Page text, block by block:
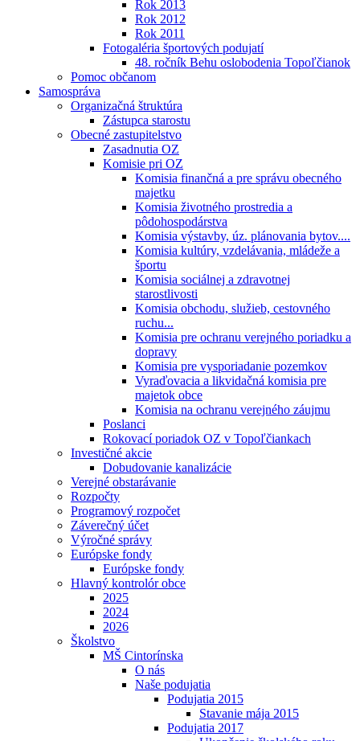
Rok 2013
Rok 2012
Rok 2011
Fotogaléria športových podujatí
48. ročník Behu oslobodenia Topoľčianok
Pomoc občanom
Samospráva
Organizačná štruktúra
Zástupca starostu
Obecné zastupitelstvo
Zasadnutia OZ
Komisie pri OZ
Komisia finančná a pre správu obecného
majetku
Komisia životného prostredia a
pôdohospodárstva
Komisia výstavby, úz. plánovania bytov....
Komisia kultúry, vzdelávania, mládeže a
športu
Komisia sociálnej a zdravotnej
starostlivosti
Komisia obchodu, služieb, cestovného
ruchu...
Komisia pre ochranu verejného poriadku a
dopravy
Komisia pre vysporiadanie pozemkov
Vyraďovacia a likvidačná komisia pre
majetok obce
Komisia na ochranu verejného záujmu
Poslanci
Rokovací poriadok OZ v Topoľčiankach
Investičné akcie
Dobudovanie kanalizácie
Verejné obstarávanie
Rozpočty
Programový rozpočet
Záverečný účet
Výročné správy
Európske fondy
Európske fondy
Hlavný kontrolór obce
2025
2024
2026
Školstvo
MŠ Cintorínska
O nás
Naše podujatia
Podujatia 2015
Stavanie mája 2015
Podujatia 2017